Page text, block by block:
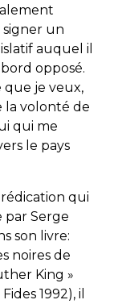
signer un
auquel il
opposé.
que je veux,
la volonté de
qui me
le pays
qui
par Serge
son livre:
noires de
King »
1992), il